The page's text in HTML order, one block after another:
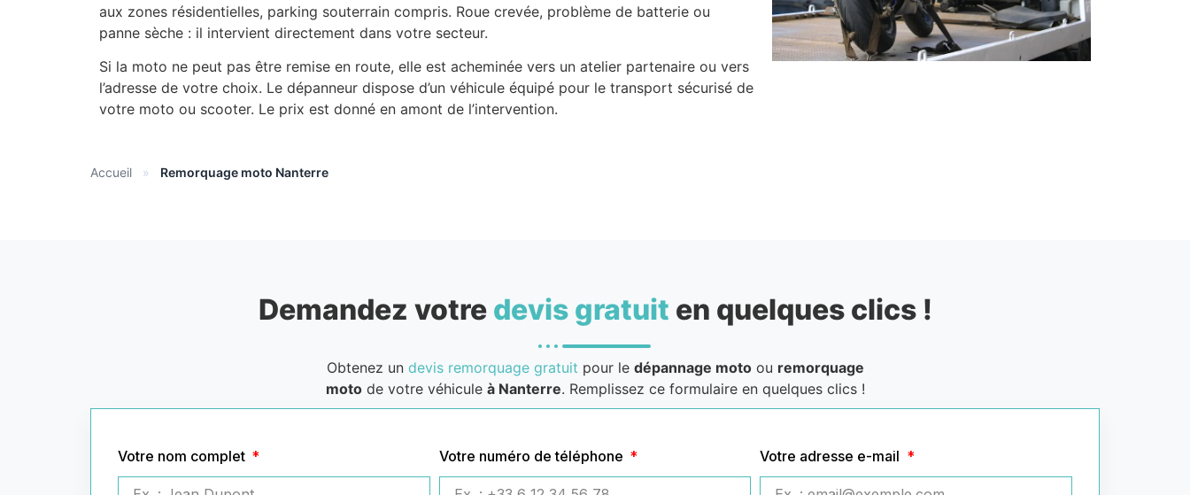
aux zones résidentielles, parking souterrain compris. Roue crevée, problème de batterie ou
panne sèche : il intervient directement dans votre secteur.
Si la moto ne peut pas être remise en route, elle est acheminée vers un atelier partenaire ou vers
l’adresse de votre choix. Le dépanneur dispose d’un véhicule équipé pour le transport sécurisé de
votre moto ou scooter. Le prix est donné en amont de l’intervention.
Accueil » Remorquage moto Nanterre
Demandez votre devis gratuit en quelques clics !
Obtenez un devis remorquage gratuit pour le dépannage motoou remorquage
motode votre véhicule à Nanterre. Remplissez ce formulaire en quelques clics !
Votre nom complet Votre numéro de téléphone Votre adresse e-mail